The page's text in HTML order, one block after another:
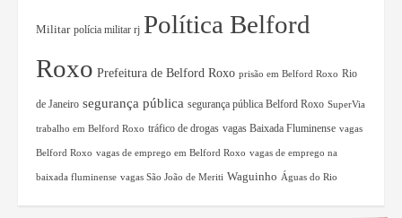
Militar polícia militar rj Política Belford
Roxo Prefeitura de Belford Roxo prisão em Belford Roxo Rio
de Janeiro segurança pública segurança pública Belford Roxo SuperVia
trabalho em Belford Roxo tráfico de drogas vagas Baixada Fluminense vagas
Belford Roxo vagas de emprego em Belford Roxo vagas de emprego na
baixada fluminense vagas São João de Meriti Waguinho Águas do Rio